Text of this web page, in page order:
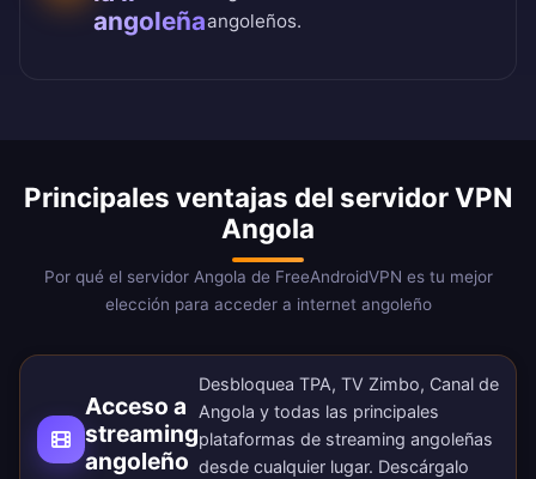
angoleñaangoleños.
Principales ventajas del servidor VPN
Angola
Por qué el servidor Angola de FreeAndroidVPN es tu mejor
elección para acceder a internet angoleño
Acceso a
streaming
angoleño
Desbloquea TPA, TV Zimbo, Canal de
Angola y todas las principales
plataformas de streaming angoleñas
desde cualquier lugar. Descárgalo